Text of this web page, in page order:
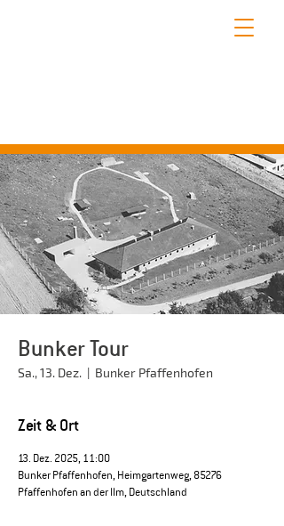
Bunker Tour
Sa., 13. Dez.
  |
Bunker Pfaffenhofen
Zeit & Ort
13. Dez. 2025, 11:00
Bunker Pfaffenhofen, Heimgartenweg, 85276
Pfaffenhofen an der Ilm, Deutschland